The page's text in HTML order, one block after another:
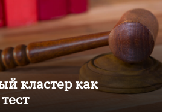
кластер как